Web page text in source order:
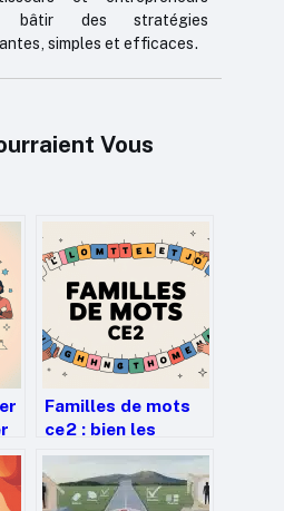
bâtir des stratégies
simples et efficaces.
Vous
Familles de mots
ce2 : bien les
expliquer et les
travailler en classe